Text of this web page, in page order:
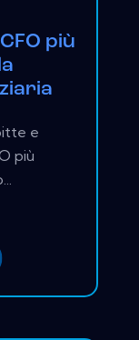
più
e
più